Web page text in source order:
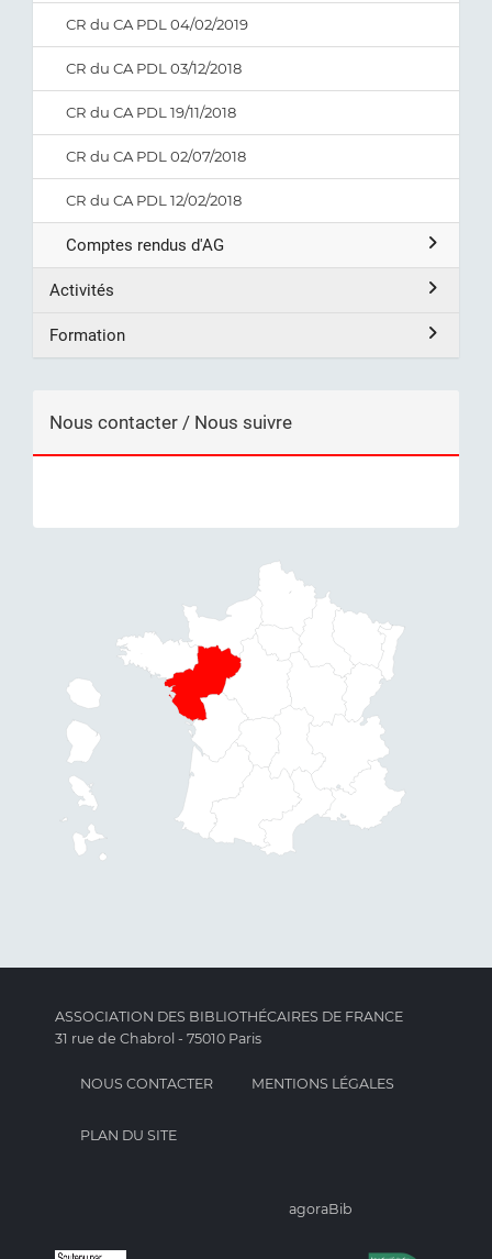
CR du CA PDL 04/02/2019
CR du CA PDL 03/12/2018
CR du CA PDL 19/11/2018
CR du CA PDL 02/07/2018
CR du CA PDL 12/02/2018
Comptes rendus d'AG
Activités
Formation
Nous contacter / Nous suivre
ASSOCIATION DES BIBLIOTHÉCAIRES DE FRANCE
31 rue de Chabrol - 75010 Paris
NOUS CONTACTER MENTIONS LÉGALES
PLAN DU SITE
agoraBib